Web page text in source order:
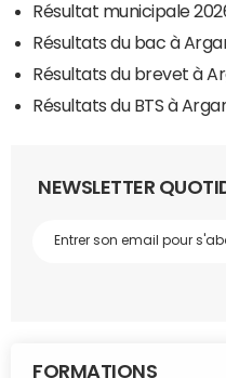
Résultat municipale
Résultats du bac à
Résultats du brevet à
Résultats du BTS à
NEWSLETTER
FORMATIONS